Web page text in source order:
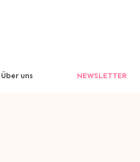
Über uns NEWSLETTER